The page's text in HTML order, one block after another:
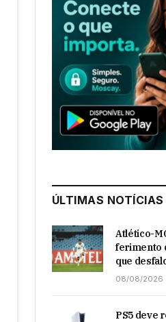
ÚLTIMAS NOTÍCIAS
Atlético-
ferimento
que
08/08/2026
PS5 deve